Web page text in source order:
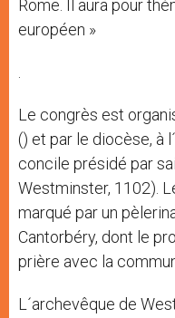
Rome. Il aura pour
européen »
Le congrès est
() et par le diocèse, à
concile présidé par
Westminster, 1102).
marqué par un
Cantorbéry, dont le
prière avec la
L´archevêque de